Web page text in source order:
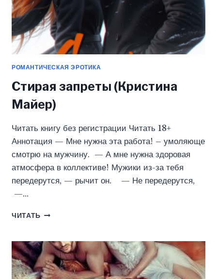
РОМАНТИЧЕСКАЯ ЭРОТИКА
Стирая запреты (Кристина
Майер)
Читать книгу без регистрации Читать 18+
Аннотация — Мне нужна эта работа! – умоляюще
смотрю на мужчину. — А мне нужна здоровая
атмосфера в коллективе! Мужики из-за тебя
передерутся, — рычит он. — Не передерутся,
—…
ЧИТАТЬ СТИРАЯ
МАЙЕР)